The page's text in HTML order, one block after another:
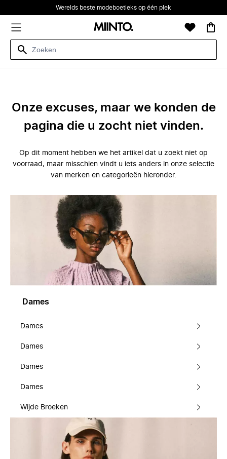
Werelds beste modeboetieks op één plek
Onze excuses, maar we konden de
pagina die u zocht niet vinden.
Op dit moment hebben we het artikel dat u zoekt niet op
voorraad, maar misschien vindt u iets anders in onze selectie
van merken en categorieën hieronder.
Dames
Dames
Dames
Dames
Dames
Wijde Broeken